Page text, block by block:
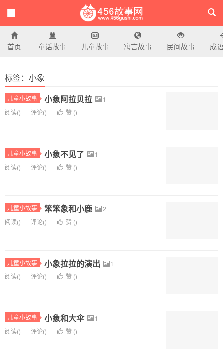
首页 童话故事 儿童故事 寓言故事 民间故事 成
标签：小象
儿童小故事 小象阿拉贝拉
1
阅读() 评论() 赞 ()
儿童小故事 小象不见了
1
阅读() 评论() 赞 ()
儿童小故事 笨笨象和小鹿
2
阅读() 评论() 赞 ()
儿童小故事 小象拉拉的演出
1
阅读() 评论() 赞 ()
儿童小故事 小象和大伞
1
阅读() 评论() 赞 ()